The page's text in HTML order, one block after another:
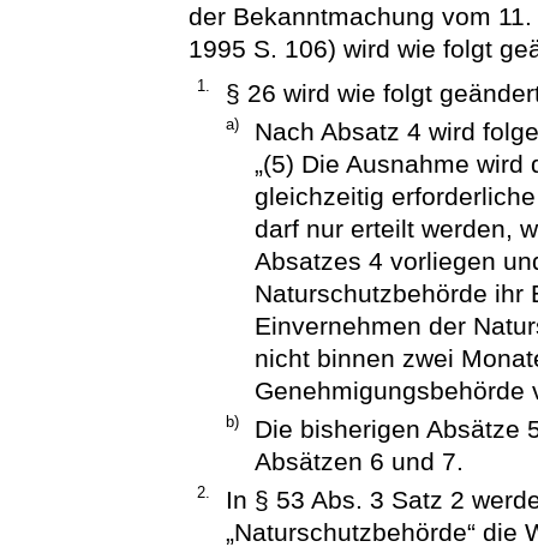
der Bekanntmachung vom
1995 S. 106) wird wie folgt
1. § 26 wird wie folgt
a)
Nach Absatz 4 wird
„(5) Die Ausnahme
gleichzeitig
darf nur erteilt werden,
Absatzes 4 vorliegen
Naturschutzbehörde ihr
Einvernehmen der
nicht binnen zwei
Genehmigungsbehörde
b)
Die bisherigen Absätze
Absätzen 6 und 7.
2.
In § 53 Abs. 3 Satz 2
„Naturschutzbehörde“ die